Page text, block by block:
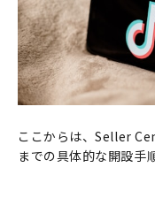
ここからは、Seller
までの具体的な開設手